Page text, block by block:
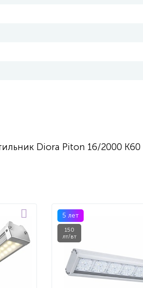
Diora Piton 16/2000 К60
5 лет
150
лт/вт